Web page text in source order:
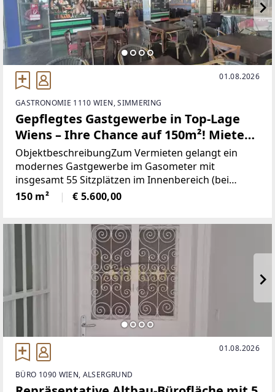
01.08.2026
GASTRONOMIE 1110 WIEN, SIMMERING
Gepflegtes Gastgewerbe in Top-Lage
Wiens – Ihre Chance auf 150m²! Miete
5.600€
ObjektbeschreibungZum Vermieten gelangt ein
modernes Gastgewerbe im Gasometer mit
insgesamt 55 Sitzplätzen im Innenbereich (bei
Feierlichkeiten bis zu 70 Plätze erweiterbar).
Ergänzend stehen ca. 30 Außenplätze sowie 25
150 m² € 5.600,00
01.08.2026
BÜRO 1090 WIEN, ALSERGRUND